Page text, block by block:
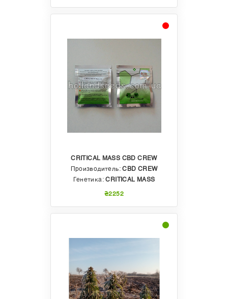
CRITICAL MASS CBD CREW
Производитель:CBD CREW
Генетика:CRITICAL MASS
₴2252